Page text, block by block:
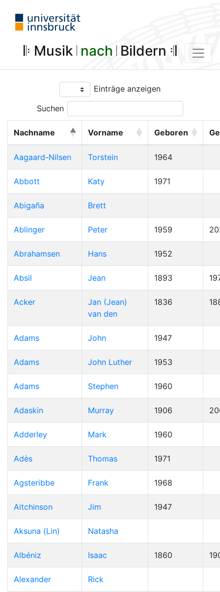
𝄆 Musik 𝄀 nach 𝄀 Bildern 𝄇
Einträge anzeigen
Suchen
Nachname Vorname Geboren
Aagaard-Nilsen Torstein 1964
Abbott Katy 1971
Abigaña Brett
Ablinger Peter 1959
Abrahamsen Hans 1952
Absil Jean 1893
Acker
Jan (Jean)
van den
1836
Adams John 1947
Adams John Luther 1953
Adams Stephen 1960
Adaskin Murray 1906
Adderley Mark 1960
Adès Thomas 1971
Agsteribbe Frank 1968
Aitchinson Jim 1947
Aksuna (Lin) Natasha
Albéniz Isaac 1860
Alexander Rick